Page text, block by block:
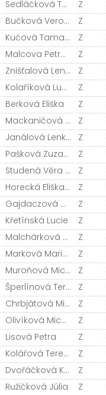
Sedláčková Tereza Z
Bučková Veronika [Ostravske kalače] Z
Kučová Tamara [Bezva holky ] Z
Malcova Petra [Zářivky 2021] Z
Znišťalová Lenka Z
Kolaříková Lucie Z
Berková Eliška Z
Mackaničová Beáta Z
Janálová Lenka Z
Pašková Zuzana Z
Studená Věra [Sněhuláci] Z
Horecká Eliška [HEČ Nový Přerov] Z
Gajdaczová Darina Z
Křetínská Lucie Z
Malchárková Vendula Z
Marková Marie [Šneci v běhu] Z
Muroňová Michaela Z
Šperlínová Tereza [Vidle&Káry] Z
Chrbjátová Michaela Z
Olivíková Michaela [Šneci v běhu] Z
Lisová Petra Z
Kolářová Tereza Z
Dvořáčková Kristina Z
Ružičková Júlia Z